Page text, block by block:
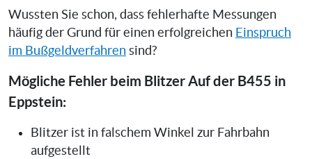
Wussten Sie schon, dass fehlerhafte Messungen
häufig der Grund für einen erfolgreichen Einspruch
im Bußgeldverfahren sind?
Mögliche Fehler beim Blitzer Auf der B455 in
Eppstein:
Blitzer ist in falschem Winkel zur Fahrbahn
aufgestellt